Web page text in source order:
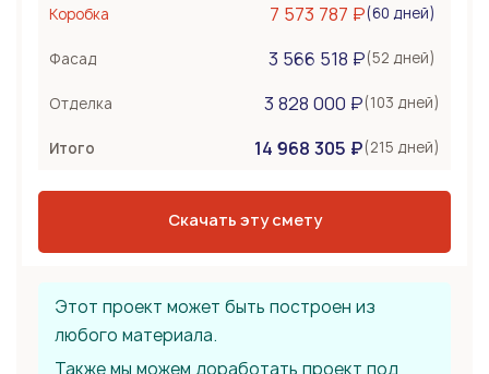
Бетонные стены
Сборное из ЖБ плит
Коробка 7 573 787 ₽(60 дней)
Фасад 3 566 518 ₽(52 дней)
Отделка 3 828 000 ₽(103 дней)
Итого 14 968 305 ₽(215 дней)
Скачать эту смету
Этот проект может быть построен из
любого материала.